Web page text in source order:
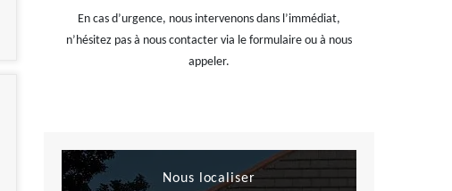
En cas d’urgence, nous intervenons dans l’immédiat,
n’hésitez pas à nous contacter via le formulaire ou à nous
appeler.
Nous localiser